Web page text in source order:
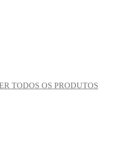
TODOS OS PRODUTOS